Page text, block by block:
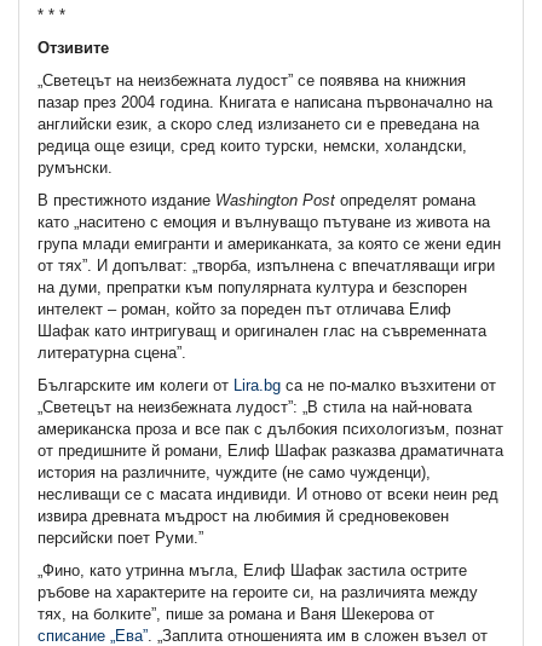
* * *
Отзивите
„Светецът на неизбежната лудост” се появява на книжния
пазар през 2004 година. Книгата е написана първоначално на
английски език, а скоро след излизането си е преведана на
редица още езици, сред които турски, немски, холандски,
румънски.
В престижното издание Washington Post определят романа
като „наситено с емоция и вълнуващо пътуване из живота на
група млади емигранти и американката, за която се жени един
от тях”. И допълват: „творба, изпълнена с впечатляващи игри
на думи, препратки към популярната култура и безспорен
интелект – роман, който за пореден път отличава Елиф
Шафак като интригуващ и оригинален глас на съвременната
литературна сцена”.
Българските им колеги от Lira.bg са не по-малко възхитени от
„Светецът на неизбежната лудост”: „В стила на най-новата
американска проза и все пак с дълбокия психологизъм, познат
от предишните й романи, Елиф Шафак разказва драматичната
история на различните, чуждите (не само чужденци),
несливащи се с масата индивиди. И отново от всеки неин ред
извира древната мъдрост на любимия й средновековен
персийски поет Руми.”
„Фино, като утринна мъгла, Елиф Шафак застила острите
ръбове на характерите на героите си, на различията между
тях, на болките”, пише за романа и Ваня Шекерова от
списание „Ева” . „Заплита отношенията им в сложен възел от